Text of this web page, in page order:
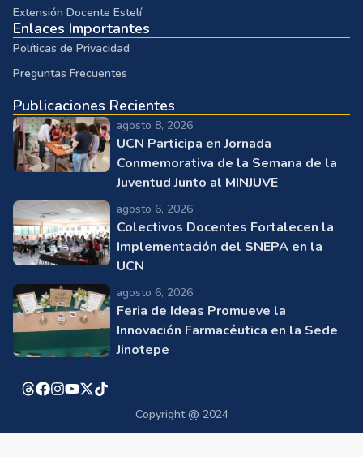
Extensión Docente Estelí
Enlaces Importantes
Políticas de Privacidad
Preguntas Frecuentes
Publicaciones Recientes
agosto 8, 2026
UCN Participa en Jornada
Conmemorativa de la Semana de la
Juventud Junto al MINJUVE
agosto 6, 2026
Colectivos Docentes Fortalecen la
Implementación del SNEPA en la
UCN
agosto 6, 2026
Feria de Ideas Promueve la
Innovación Farmacéutica en la Sede
Jinotepe
Copyright @ 2024